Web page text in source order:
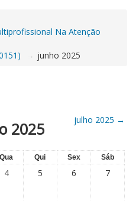
Na Atenção
→ junho 2025
2025 julho 2025 →
Qua Qui Sex Sáb
4 5 6 7